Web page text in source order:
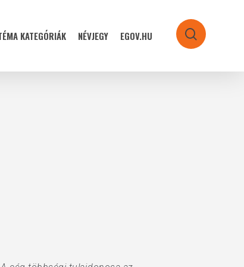
KATEGÓRIÁK NÉVJEGY EGOV.HU search